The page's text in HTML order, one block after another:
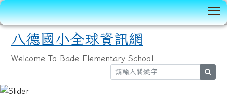
八德國小全球資訊網
Welcome To Bade Elementary School